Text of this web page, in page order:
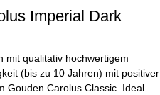
Imperial Dark
mit qualitativ hochwertigem
(bis zu 10 Jahren) mit positiver
Gouden Carolus Classic. Ideal